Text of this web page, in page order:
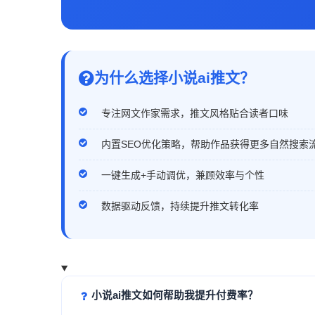
为什么选择小说ai推文？
专注网文作家需求，推文风格贴合读者口味
内置SEO优化策略，帮助作品获得更多自然搜索
一键生成+手动调优，兼顾效率与个性
数据驱动反馈，持续提升推文转化率
小说ai推文如何帮助我提升付费率？